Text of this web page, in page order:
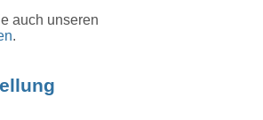
auch unseren
.